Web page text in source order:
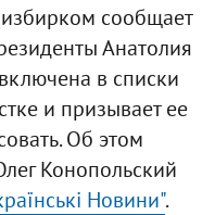
сообщает
Анатолия
в списки
и призывает ее
Об этом
Конопольский
Новини".